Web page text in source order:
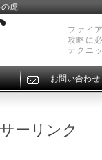
虎
ファイ
攻略に
テクニ
ーリンク
お問い合わせ